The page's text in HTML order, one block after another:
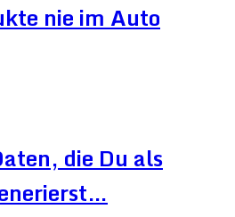
nie im Auto
die Du als